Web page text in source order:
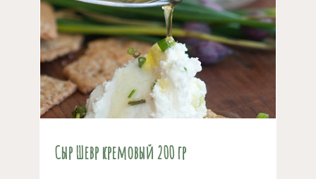
Сыр Шевр кремовый 200 гр